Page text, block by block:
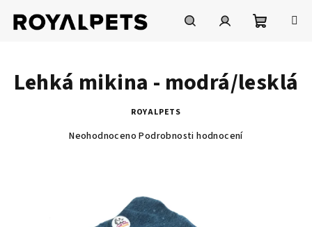
obsah
košík
Lehká mikina - modrá/lesklá
ROYALPETS
Neohodnoceno Podrobnosti hodnocení